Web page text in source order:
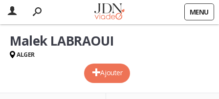
MENU
Ajouter
Malek LABRAOUI
ALGER